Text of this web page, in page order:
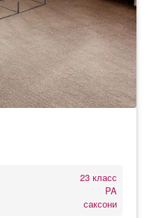
23 класс
PA
саксони